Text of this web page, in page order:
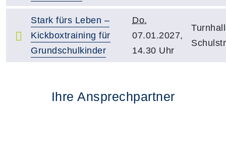
Stark fürs Leben –
Kickboxtraining für
Grundschulkinder
Do.
07.01.2027,
14.30 Uhr
Ihre Ansprechpartner